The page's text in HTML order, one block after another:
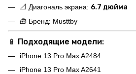
📐 Диагональ экрана: 6.7 дюйма
🧰 Бренд: Musttby
📱 Подходящие модели:
iPhone 13 Pro Max A2484
iPhone 13 Pro Max A2641